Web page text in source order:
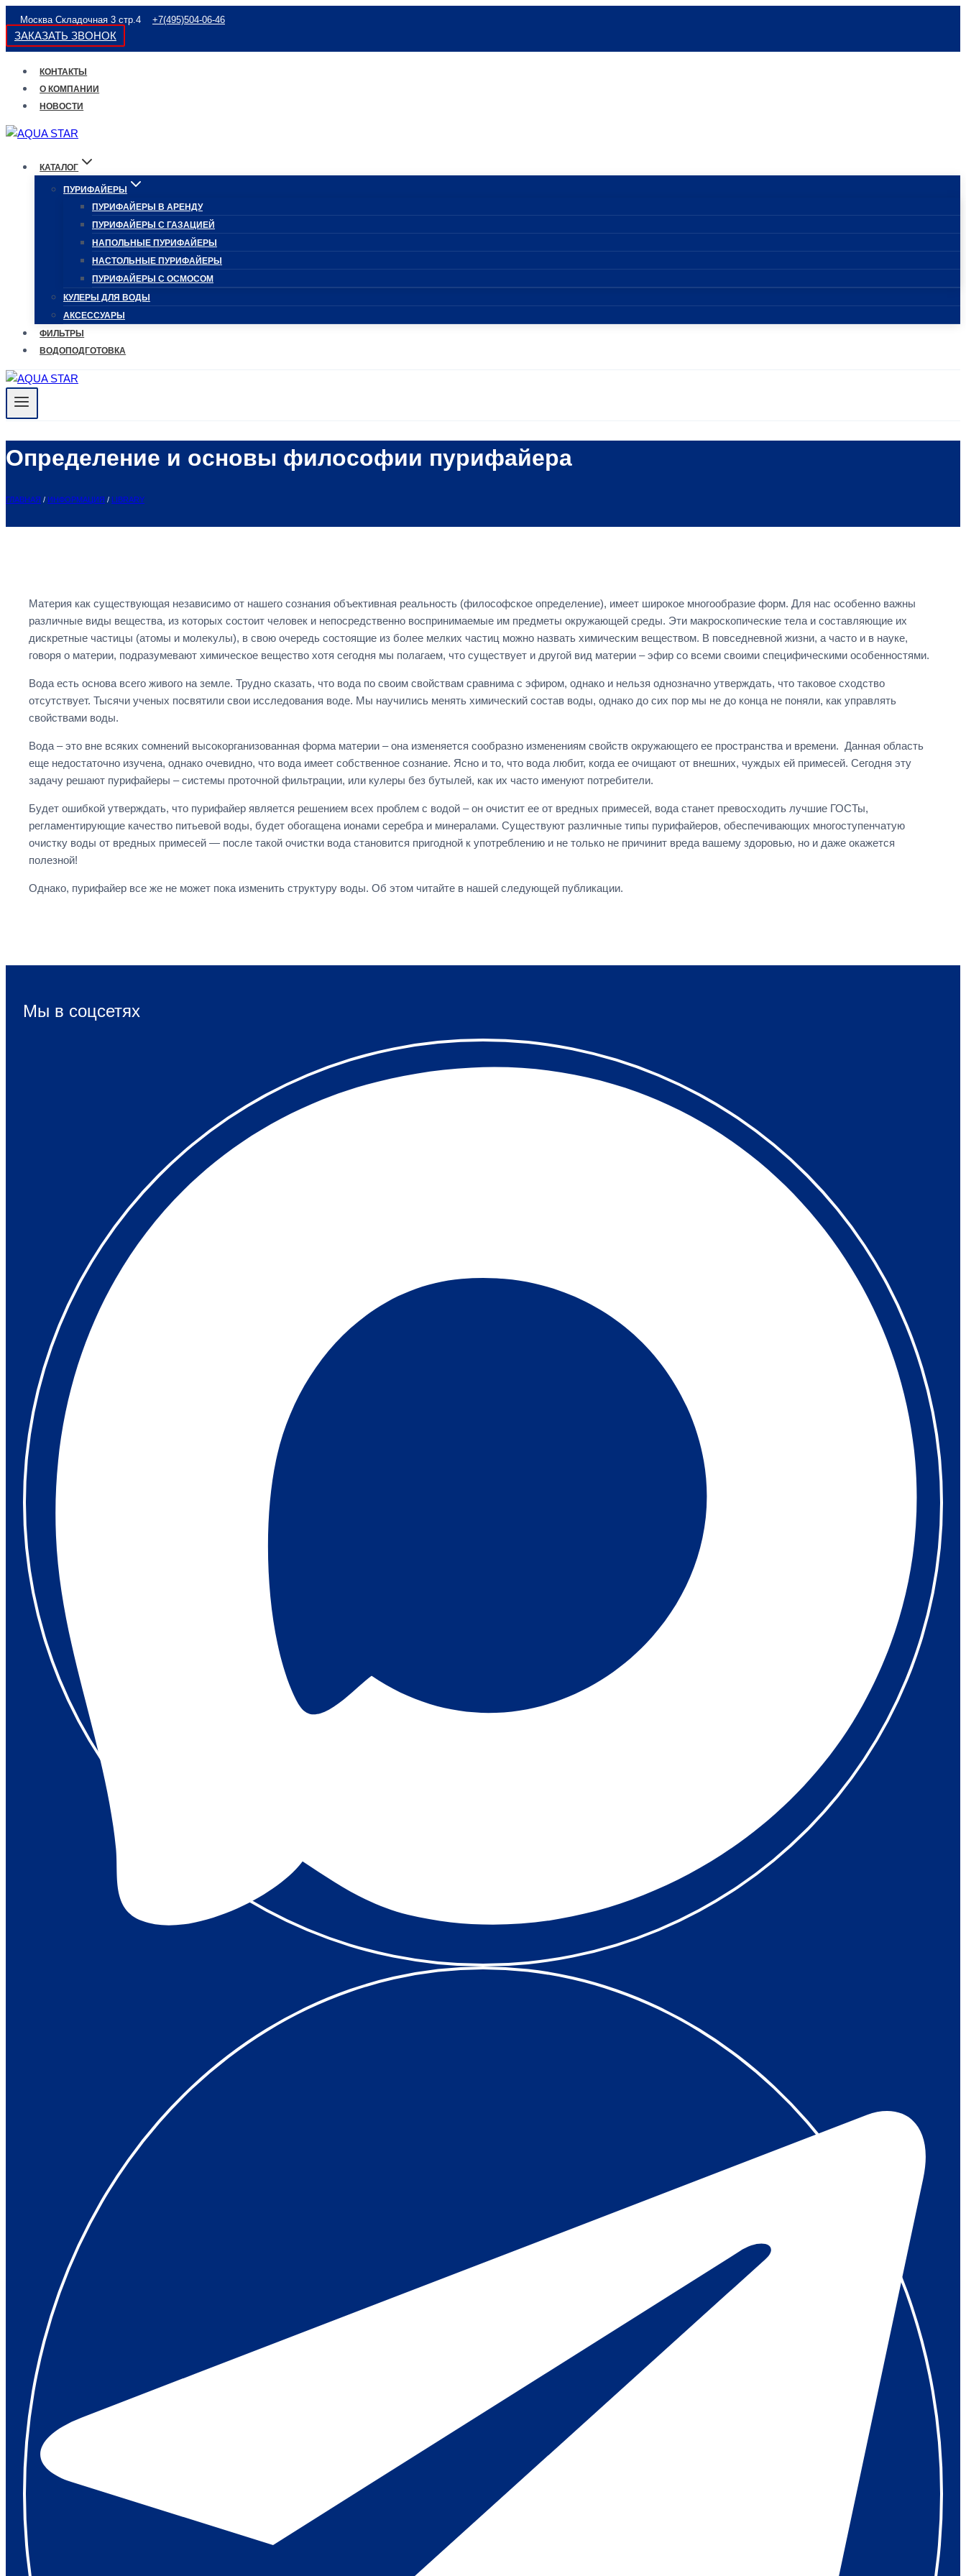
Перейти
содержимому
Москва Складочная 3 стр.4 +7(495)504-06-46
ЗАКАЗАТЬ ЗВОНОК
КОНТАКТЫ
О КОМПАНИИ
НОВОСТИ
КАТАЛОГ
ПУРИФАЙЕРЫ
ПУРИФАЙЕРЫ В АРЕНДУ
ПУРИФАЙЕРЫ С ГАЗАЦИЕЙ
НАПОЛЬНЫЕ ПУРИФАЙЕРЫ
НАСТОЛЬНЫЕ ПУРИФАЙЕРЫ
ПУРИФАЙЕРЫ С ОСМОСОМ
КУЛЕРЫ ДЛЯ ВОДЫ
АКСЕССУАРЫ
ФИЛЬТРЫ
ВОДОПОДГОТОВКА
Определение и основы философии пурифайера
ГЛАВНАЯ / ИНФОРМАЦИЯ / LIBRARY
Материя как существующая независимо от нашего сознания объективная реальность (философское определение), имеет широкое многообразие форм. Для нас особенно важны
различные виды вещества, из которых состоит человек и непосредственно воспринимаемые им предметы окружающей среды. Эти макроскопические тела и составляющие их
дискретные частицы (атомы и молекулы), в свою очередь состоящие из более мелких частиц можно назвать химическим веществом. В повседневной жизни, а часто и в науке,
говоря о материи, подразумевают химическое вещество хотя сегодня мы полагаем, что существует и другой вид материи – эфир со всеми своими специфическими особенностями.
Вода есть основа всего живого на земле. Трудно сказать, что вода по своим свойствам сравнима с эфиром, однако и нельзя однозначно утверждать, что таковое сходство
отсутствует. Тысячи ученых посвятили свои исследования воде. Мы научились менять химический состав воды, однако до сих пор мы не до конца не поняли, как управлять
свойствами воды.
Вода – это вне всяких сомнений высокорганизованная форма материи – она изменяется сообразно изменениям свойств окружающего ее пространства и времени. Данная область
еще недостаточно изучена, однако очевидно, что вода имеет собственное сознание. Ясно и то, что вода любит, когда ее очищают от внешних, чуждых ей примесей. Сегодня эту
задачу решают пурифайеры – системы проточной фильтрации, или кулеры без бутылей, как их часто именуют потребители.
Будет ошибкой утверждать, что пурифайер является решением всех проблем с водой – он очистит ее от вредных примесей, вода станет превосходить лучшие ГОСТы,
регламентирующие качество питьевой воды, будет обогащена ионами серебра и минералами. Существуют различные типы пурифайеров, обеспечивающих многоступенчатую
очистку воды от вредных примесей — после такой очистки вода становится пригодной к употреблению и не только не причинит вреда вашему здоровью, но и даже окажется
полезной!
Однако, пурифайер все же не может пока изменить структуру воды. Об этом читайте в нашей следующей публикации.
Мы в соцсетях